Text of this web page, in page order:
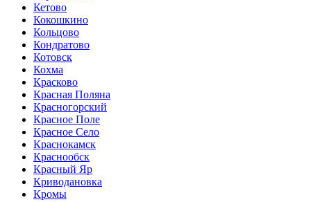
Кетово
Кокошкино
Кольцово
Кондратово
Котовск
Кохма
Красково
Красная Поляна
Красногорский
Красное Поле
Красное Село
Краснокамск
Краснообск
Красный Яр
Криводановка
Кромы